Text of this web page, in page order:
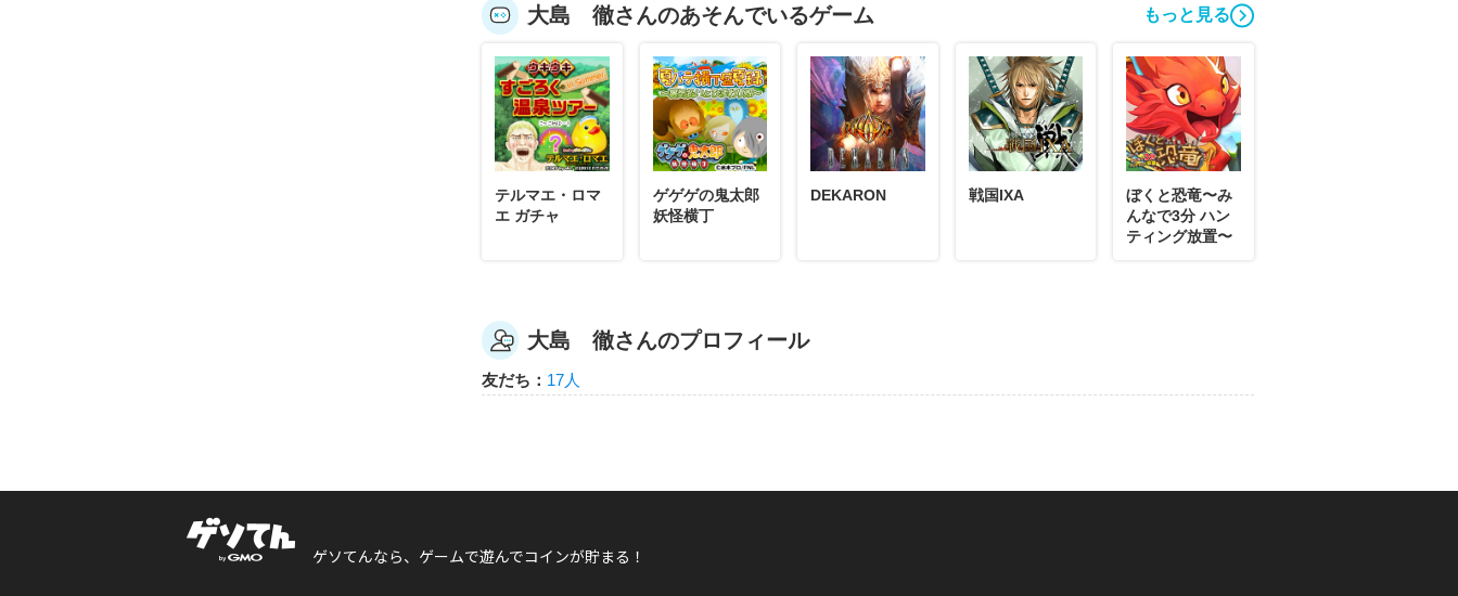
大島 徹
コメント
パズル・スクエア
大島 徹
コメント
私は1 分 57 秒でクリアしました!
大島 徹
大島 徹
大島 徹さんのあそんでいるゲーム もっと見る
テルマエ・ロマ
エ ガチャ
ゲゲゲの鬼太郎
妖怪横丁
DEKARON 戦国IXA
ぼくと恐竜〜み
んなで3分 ハン
ティング放置〜
大島 徹さんのプロフィール
友だち： 17人
ゲソてんなら、ゲームで遊んでコインが貯まる！